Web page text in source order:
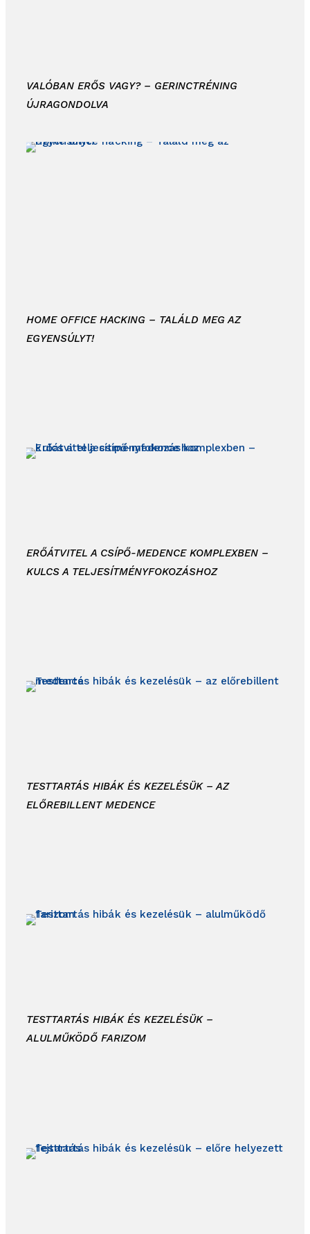
VALÓBAN ERŐS VAGY? – GERINCTRÉNING
ÚJRAGONDOLVA
HOME OFFICE HACKING – TALÁLD MEG AZ
EGYENSÚLYT!
ERŐÁTVITEL A CSÍPŐ-MEDENCE KOMPLEXBEN –
KULCS A TELJESÍTMÉNYFOKOZÁSHOZ
TESTTARTÁS HIBÁK ÉS KEZELÉSÜK – AZ
ELŐREBILLENT MEDENCE
TESTTARTÁS HIBÁK ÉS KEZELÉSÜK –
ALULMŰKÖDŐ FARIZOM